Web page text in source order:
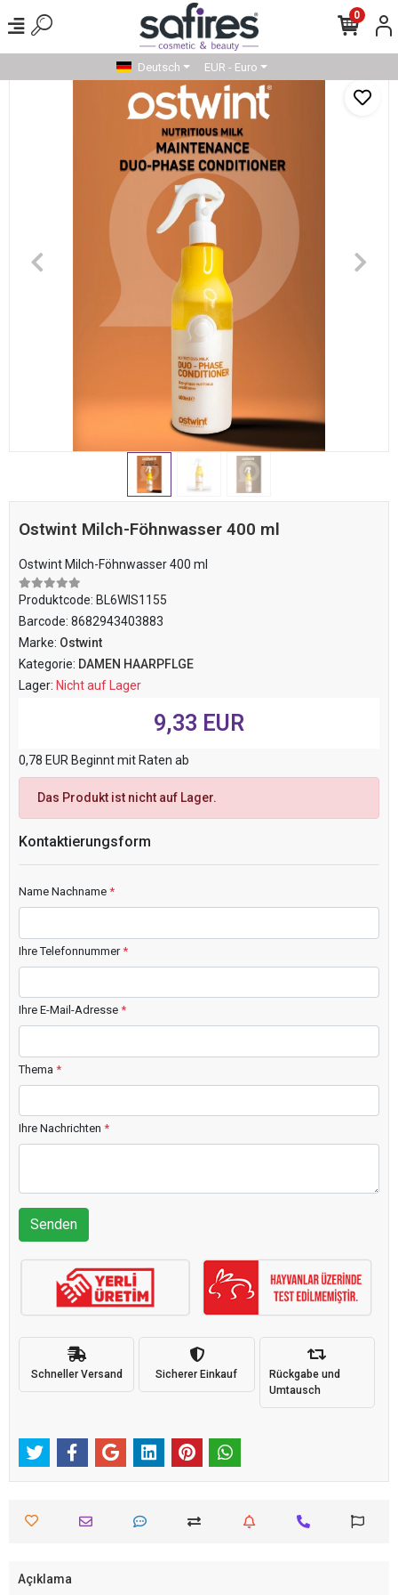
0
Deutsch EUR - Euro
Ostwint Milch-Föhnwasser 400 ml
Ostwint Milch-Föhnwasser 400 ml
Produktcode: BL6WIS1155
Barcode: 8682943403883
Marke: Ostwint
Kategorie: DAMEN HAARPFLGE
Lager: Nicht auf Lager
9,33 EUR
0,78 EUR Beginnt mit Raten ab
Das Produkt ist nicht auf Lager.
Kontaktierungsform
Name Nachname *
Ihre Telefonnummer*
Ihre E-Mail-Adresse *
Thema *
Ihre Nachrichten *
Senden
Schneller Versand Sicherer Einkauf
Rückgabe und
Umtausch
Açıklama